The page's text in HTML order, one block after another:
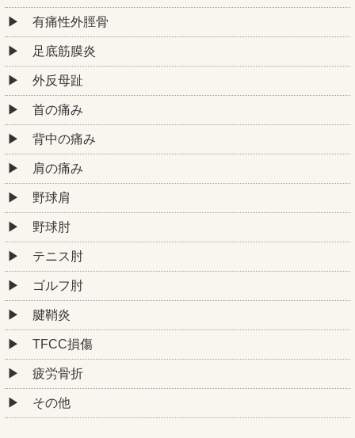
有痛性外脛骨
足底筋膜炎
外反母趾
首の痛み
背中の痛み
肩の痛み
野球肩
野球肘
テニス肘
ゴルフ肘
腱鞘炎
TFCC損傷
疲労骨折
その他